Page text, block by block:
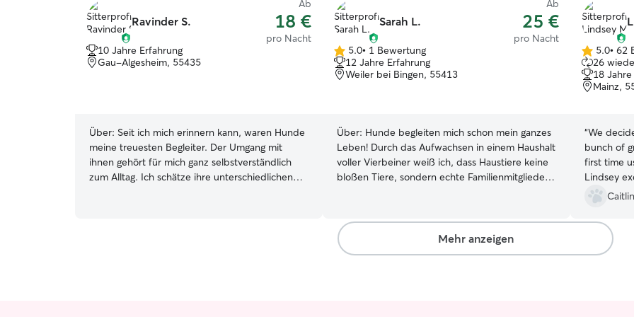
Ravinder S.
Ab
18 €
pro Nacht
10 Jahre Erfahrung
Gau-Algesheim, 55435
Über: Seit ich mich erinnern kann, waren Hunde
meine treuesten Begleiter. Der Umgang mit
ihnen gehört für mich ganz selbstverständlich
zum Alltag. Ich schätze ihre unterschiedlichen
Sarah L.
Ab
25 €
pro Nacht
5.0
von
5
5.0• 1 Bewertung
12 Jahre Erfahrung
Weiler bei Bingen, 55413
Über: Hunde begleiten mich schon mein ganzes
Leben! Durch das Aufwachsen in einem Haushalt
voller Vierbeiner weiß ich, dass Haustiere keine
bloßen Tiere, sondern echte Familienmitglieder
Temperamenten und Rassen mit – vom quirligen
Wirbelwind bis zum sanften Senior. Egal, ob Ihr
Hund actionreiche Abenteuer oder gemütliche
5.0
von
5
Sternen
5.0• 62
26
18
Mainz,
“We
bunch of
first time
Lindsey exceeded our expectations and made
our first
out to
comfortable. She was prompt on
send photo
quick to
Mehr anzeigen